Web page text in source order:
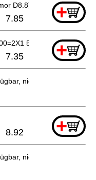
D8.8) For Pan+
7.85
5M) +
7.35
nicht bestellbar
+
8.92
nicht bestellbar